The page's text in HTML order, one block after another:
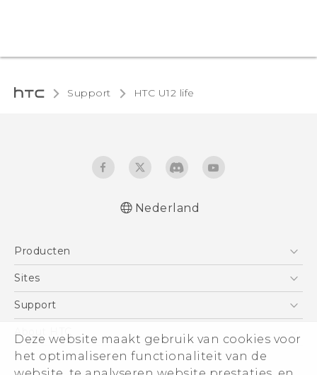
Deze website maakt gebruik van cookies voor
het optimaliseren functionaliteit van de
Support HTC U12 life‎
Nederlands - Gebruikershandleiding
wettelijke voorschriften
Deutsch - Informationen zur Sicherheit und
behördliche Bestimmungen
Nederland
Producten
Telefoons
Vive
Accessoires
Sites
HTC Vive
Aan de slag
Support
Support voor eCommerce
About HTC
ESG